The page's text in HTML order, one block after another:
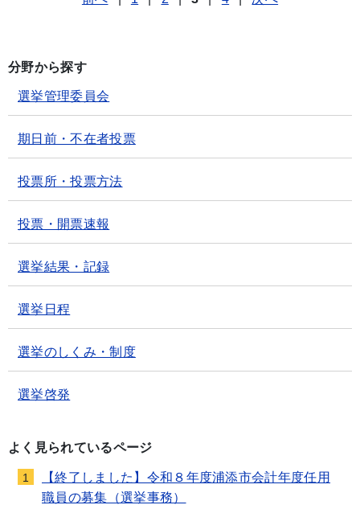
分野から探す
選挙管理委員会
期日前・不在者投票
投票所・投票方法
投票・開票速報
選挙結果・記録
選挙日程
選挙のしくみ・制度
選挙啓発
よく見られているページ
1
【終了しました】令和８年度浦添市会計年度任用
職員の募集（選挙事務）